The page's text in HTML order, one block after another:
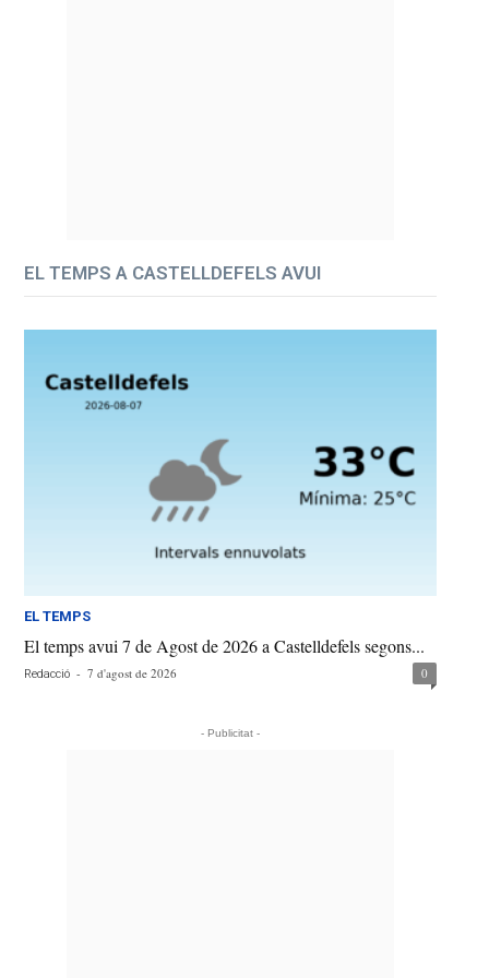
EL TEMPS A CASTELLDEFELS AVUI
EL TEMPS
El temps avui 7 de Agost de 2026 a Castelldefels segons...
Redacció - 7 d'agost de 2026 0
- Publicitat -